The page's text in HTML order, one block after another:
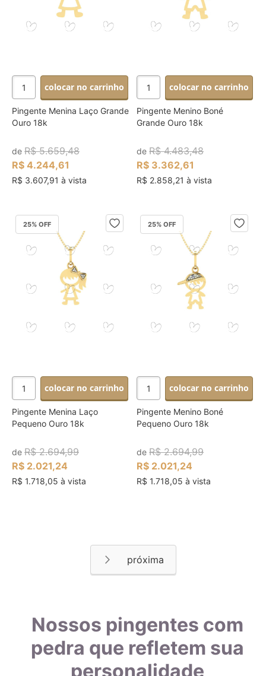
colocar no carrinho
Pingente Menina Laço Grande
Ouro 18k
de R$ 5.659,48
R$ 4.244,61
R$ 3.607,91 à vista
colocar no carrinho
Pingente Menino Boné
Grande Ouro 18k
deR$ 4.483,48
R$ 3.362,61
R$ 2.858,21 à vista
25% OFF
colocar no carrinho
Pingente Menina Laço
Pequeno Ouro 18k
de R$ 2.694,99
R$ 2.021,24
R$ 1.718,05 à vista
25% OFF
colocar no carrinho
Pingente Menino Boné
Pequeno Ouro 18k
deR$ 2.694,99
R$ 2.021,24
R$ 1.718,05 à vista
Página
Próximo
Nossos pingentes com
pedra que refletem sua
personalidade